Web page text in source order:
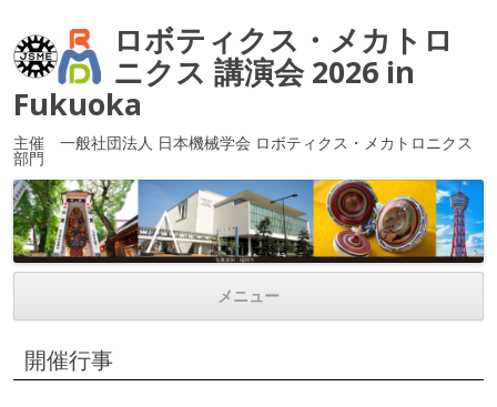
ロボティクス・メカトロ
ニクス 講演会 2026 in
Fukuoka
主催 一般社団法人 日本機械学会 ロボティクス・メカトロニクス
部門
メニュー
コンテンツへ移動
開催行事